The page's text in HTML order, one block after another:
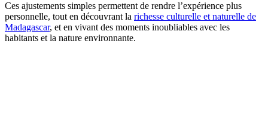
Ces ajustements simples permettent de rendre l’expérience plus
personnelle, tout en découvrant la richesse culturelle et naturelle de
Madagascar, et en vivant des moments inoubliables avec les
habitants et la nature environnante.